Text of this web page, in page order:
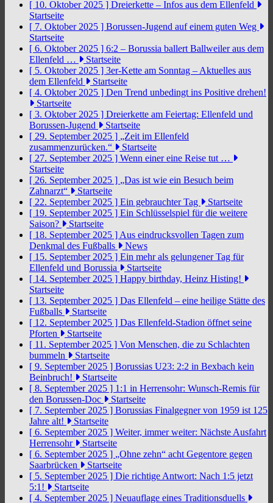
[ 10. Oktober 2025 ] Dreierkette – Infos aus dem Ellenfeld
Startseite
[ 7. Oktober 2025 ] Borussen-Jugend auf einem guten Weg
Startseite
[ 6. Oktober 2025 ] 6:2 – Borussia ballert Ballweiler aus dem
Ellenfeld …
Startseite
[ 5. Oktober 2025 ] 3er-Kette am Sonntag – Aktuelles aus
dem Ellenfeld
Startseite
[ 4. Oktober 2025 ] Den Trend unbedingt ins Positive drehen!
Startseite
[ 3. Oktober 2025 ] Dreierkette am Feiertag: Ellenfeld und
Borussen-Jugend
Startseite
[ 29. September 2025 ] „Zeit im Ellenfeld
zusammenzurücken.“
Startseite
[ 27. September 2025 ] Wenn einer eine Reise tut …
Startseite
[ 26. September 2025 ] „Das ist wie ein Besuch beim
Zahnarzt“
Startseite
[ 22. September 2025 ] Ein gebrauchter Tag
Startseite
[ 19. September 2025 ] Ein Schlüsselspiel für die weitere
Saison?
Startseite
[ 18. September 2025 ] Aus eindrucksvollen Tagen zum
Denkmal des Fußballs
News
[ 15. September 2025 ] Ein mehr als gelungener Tag für
Ellenfeld und Borussia
Startseite
[ 14. September 2025 ] Happy birthday, Heinz Histing!
Startseite
[ 13. September 2025 ] Das Ellenfeld – eine heilige Stätte des
Fußballs
Startseite
[ 12. September 2025 ] Das Ellenfeld-Stadion öffnet seine
Pforten
Startseite
[ 11. September 2025 ] Von Menschen, die zu Schlachten
bummeln
Startseite
[ 9. September 2025 ] Borussias U23: 2:2 in Bexbach kein
Beinbruch!
Startseite
[ 8. September 2025 ] 1:1 in Herrensohr: Wunsch-Remis für
den Borussen-Doc
Startseite
[ 7. September 2025 ] Borussias Finalgegner von 1959 ist 125
Jahre alt!
Startseite
[ 6. September 2025 ] Weiter, immer weiter: Nächste Ausfahrt
Herrensohr
Startseite
[ 6. September 2025 ] „Ohne zehn“ acht Gegentore gegen
Saarbrücken
Startseite
[ 5. September 2025 ] Die richtige Antwort: Nach 1:5 jetzt
5:1!
Startseite
[ 4. September 2025 ] Neuauflage eines Traditionsduells